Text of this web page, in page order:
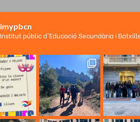
imypbcn
Institut públic d'Educació Secundària i